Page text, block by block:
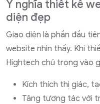
Ý nghĩa thiết kế
diện đẹp
Giao diện là phần đầu
website nhìn thấy. Khi
Hightech chú trọng vào
Kích thích thị giác,
Tăng tương tác với